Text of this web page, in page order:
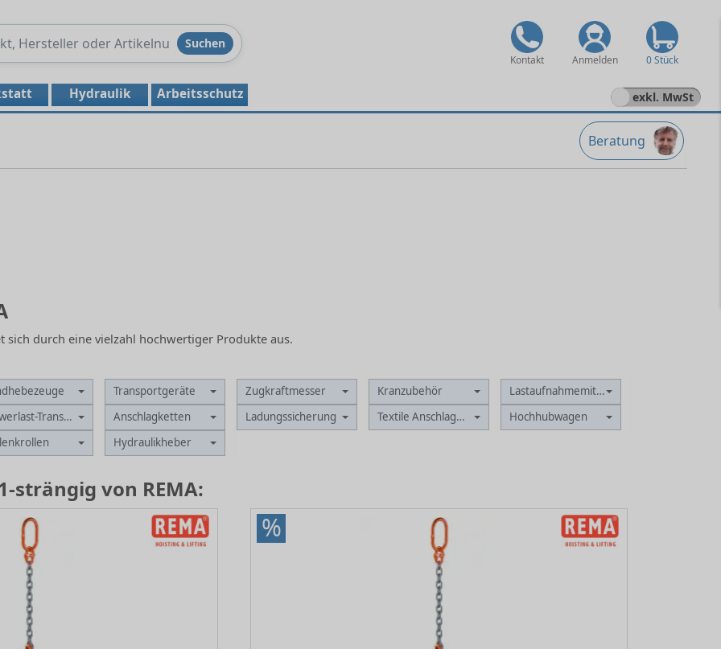
Produkte
Suchen
Kontakt Anmelden 0 Stück
Hydraulik Arbeitsschutz exkl. MwSt
Beratung
sich durch eine vielzahl hochwertiger Produkte aus.
Transportgeräte Zugkraftmesser Kranzubehör
Lastaufnahmemittel
TransportsystemeAnschlagketten Ladungssicherung Textile Anschlagmittel
Hochhubwagen
Hydraulikheber
strängig von REMA:
%